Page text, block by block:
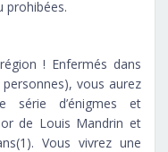
prohibées.
! Enfermés dans
vous aurez
série d’énigmes et
de Louis Mandrin et
Vous vivrez une